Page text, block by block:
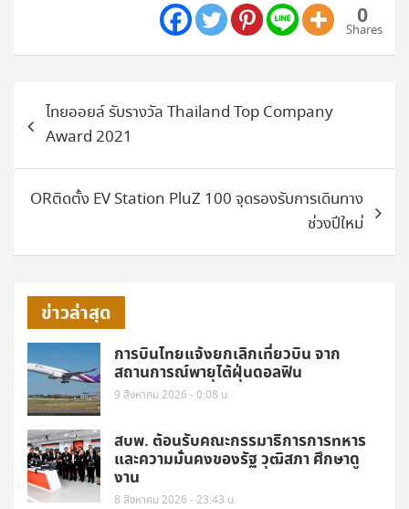
0
Shares
แนะแนว
เรื่องไทยออยล์ รับรางวัล Thailand Top Company
Award 2021
ORติดตั้ง EV Station PluZ 100 จุดรองรับการเดินทาง
ช่วงปีใหม่
ข่าวล่าสุด
การบินไทยแจ้งยกเลิกเที่ยวบิน จาก
สถานการณ์พายุไต้ฝุ่นดอลฟิน
9 สิงหาคม 2026 - 0:08 น.
สบพ. ต้อนรับคณะกรรมาธิการการทหาร
และความมั่นคงของรัฐ วุฒิสภา ศึกษาดู
งาน
8 สิงหาคม 2026 - 23:43 น.